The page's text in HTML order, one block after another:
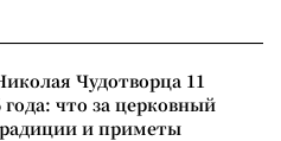
Чудотворца 11
года: что за церковный
и приметы